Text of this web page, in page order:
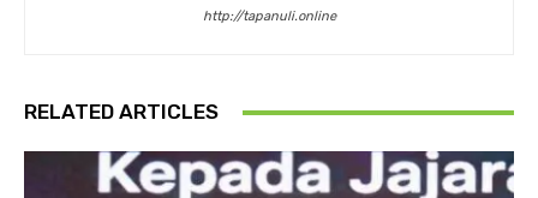
http://tapanuli.online
RELATED ARTICLES